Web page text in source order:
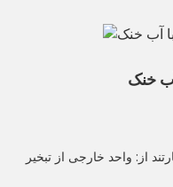
از: واحد خارجی از تبخیر